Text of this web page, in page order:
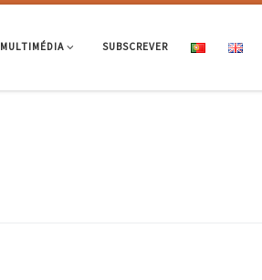
MULTIMÉDIA SUBSCREVER